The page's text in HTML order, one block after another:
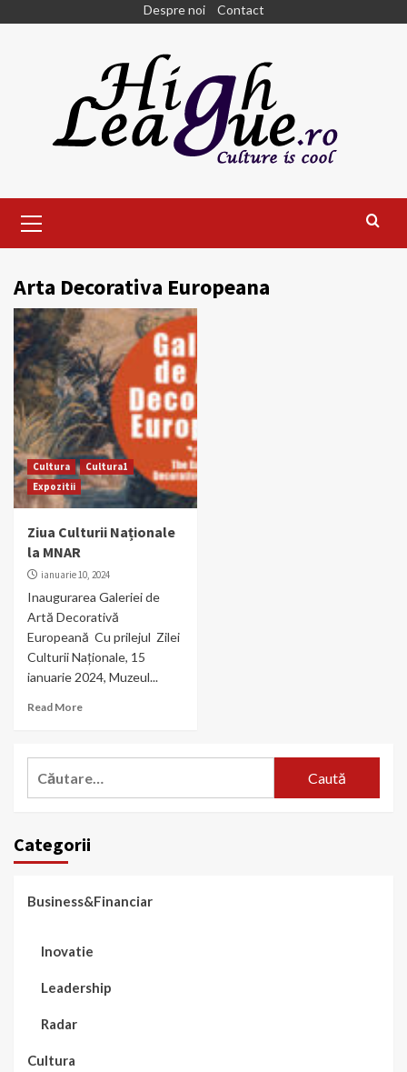
Despre noi Contact
Menu
Arta Decorativa Europeana
Cultura
Cultura1
Expozitii
Ziua Culturii Naționale
la MNAR
ianuarie 10, 2024
Inaugurarea Galeriei de
Artă Decorativă
Europeană Cu prilejul Zilei
Culturii Naționale, 15
ianuarie 2024, Muzeul...
Read More
Categorii
Business&Financiar
Inovatie
Leadership
Radar
Cultura